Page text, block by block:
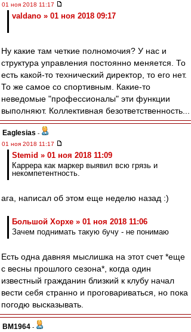
01 ноя 2018 11:17
valdano » 01 ноя 2018 09:17
Ну какие там четкие полномочия? У нас и
структура управления постоянно меняется. То
есть какой-то технический директор, то его нет.
То же самое со спортивным. Какие-то
неведомые "профессионалы" эти функции
выполняют. Коллективная безответственность...
Eaglesias -
01 ноя 2018 11:17
Stemid » 01 ноя 2018 11:09
Каррера как маркер выявил всю грязь и
некомпетентность.
ага, написал об этом еще неделю назад :)
Большой Хорхе » 01 ноя 2018 11:06
Зачем поднимать такую бучу - не понимаю
Есть одна давняя мыслишка на этот счет *еще
с весны прошлого сезона*, когда один
известный гражданин близкий к клубу начал
вести себя странно и проговариваться, но пока
погодю высказывать.
BM1964 -